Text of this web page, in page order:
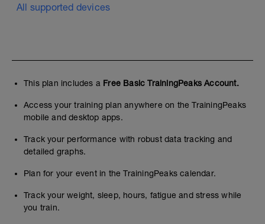
All supported devices
This plan includes a Free Basic TrainingPeaks Account.
Access your training plan anywhere on the TrainingPeaks
mobile and desktop apps.
Track your performance with robust data tracking and
detailed graphs.
Plan for your event in the TrainingPeaks calendar.
Track your weight, sleep, hours, fatigue and stress while
you train.